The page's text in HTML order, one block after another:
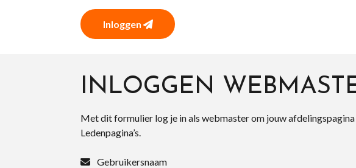
Inloggen
INLOGGEN
Met dit formulier log je in als webmaster om jouw
Ledenpagina’s.
Gebruikersnaam